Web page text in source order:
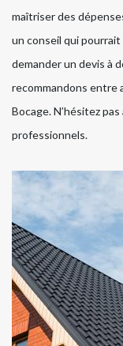
maîtriser des
un conseil qui pourrait
demander un devis à
recommandons entre
Bocage. N’hésitez
professionnels.